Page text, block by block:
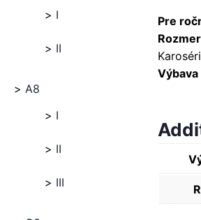
Pre
I
II
A8
I
II
III